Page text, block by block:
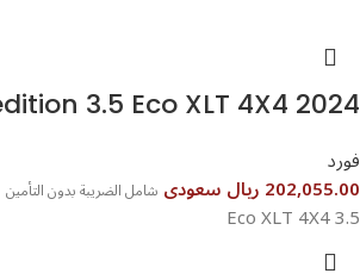
3.5 Eco XLT 4X4 2024⁩
فورد
202,055.00 ريال سعودى شامل الضريبة بدون التأمين
3.5 Eco XLT 4X4